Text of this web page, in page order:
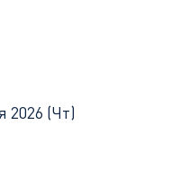
2026 (Чт)